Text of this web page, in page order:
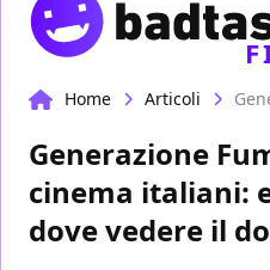
Home Articoli
Generazione
cinema italiani:
dove vedere il